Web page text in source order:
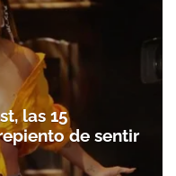
las 15
de sentir